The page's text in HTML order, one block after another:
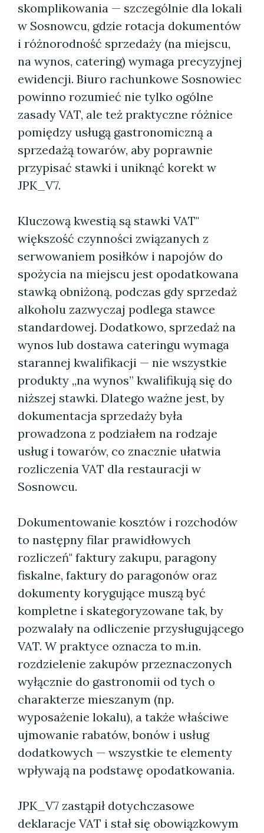
skomplikowania — szczególnie dla lokali
w Sosnowcu, gdzie rotacja dokumentów
i różnorodność sprzedaży (na miejscu,
na wynos, catering) wymaga precyzyjnej
ewidencji. Biuro rachunkowe Sosnowiec
powinno rozumieć nie tylko ogólne
zasady VAT, ale też praktyczne różnice
pomiędzy usługą gastronomiczną a
sprzedażą towarów, aby poprawnie
przypisać stawki i uniknąć korekt w
JPK_V7.
Kluczową kwestią są stawki VAT"
większość czynności związanych z
serwowaniem posiłków i napojów do
spożycia na miejscu jest opodatkowana
stawką obniżoną, podczas gdy sprzedaż
alkoholu zazwyczaj podlega stawce
standardowej. Dodatkowo, sprzedaż na
wynos lub dostawa cateringu wymaga
starannej kwalifikacji — nie wszystkie
produkty „na wynos” kwalifikują się do
niższej stawki. Dlatego ważne jest, by
dokumentacja sprzedaży była
prowadzona z podziałem na rodzaje
usług i towarów, co znacznie ułatwia
rozliczenia VAT dla restauracji w
Sosnowcu.
Dokumentowanie kosztów i rozchodów
to następny filar prawidłowych
rozliczeń" faktury zakupu, paragony
fiskalne, faktury do paragonów oraz
dokumenty korygujące muszą być
kompletne i skategoryzowane tak, by
pozwalały na odliczenie przysługującego
VAT. W praktyce oznacza to m.in.
rozdzielenie zakupów przeznaczonych
wyłącznie do gastronomii od tych o
charakterze mieszanym (np.
wyposażenie lokalu), a także właściwe
ujmowanie rabatów, bonów i usług
dodatkowych — wszystkie te elementy
wpływają na podstawę opodatkowania.
JPK_V7 zastąpił dotychczasowe
deklaracje VAT i stał się obowiązkowym